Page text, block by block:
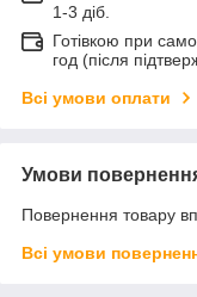
1-3 діб.
Готівкою при
год (після
Всі умови оплати
Умови
Повернення товару
Всі умови